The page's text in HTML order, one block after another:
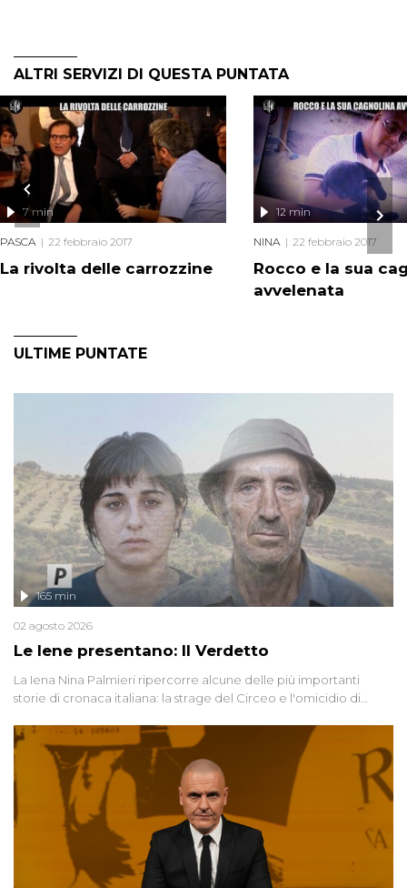
ALTRI SERVIZI DI QUESTA PUNTATA
La rivolta delle carrozzine
7 min
PASCA 22 febbraio 2017
Rocco e la sua
avvelenata
12 min
NINA 22 febbraio 2017
ULTIME PUNTATE
Le Iene presentano: Il Verdetto
165 min
02 agosto 2026
La Iena Nina Palmieri ripercorre alcune delle più importanti
storie di cronaca italiana: la strage del Circeo e l'omicidio di